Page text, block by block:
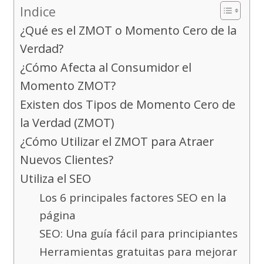
Indice
¿Qué es el ZMOT o Momento Cero de la
Verdad?
¿Cómo Afecta al Consumidor el
Momento ZMOT?
Existen dos Tipos de Momento Cero de
la Verdad (ZMOT)
¿Cómo Utilizar el ZMOT para Atraer
Nuevos Clientes?
Utiliza el SEO
Los 6 principales factores SEO en la
página
SEO: Una guía fácil para principiantes
Herramientas gratuitas para mejorar